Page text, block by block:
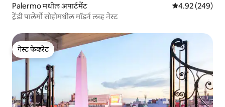
Palermo मधील अपार्टमेंट 5 पैकी 4.92
4.92 (249)
ट्रेंडी पालेर्मो सोहोमधील मॉडर्न लव्ह नेस्ट
गेस्ट फेव्हरेट
गेस्ट फेव्हरेट